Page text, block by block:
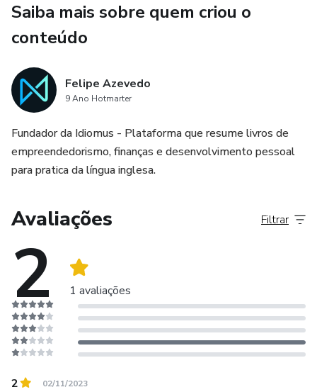
mais interessante e motivador para os alunos.
Saiba mais sobre quem criou o
conteúdo
Felipe Azevedo
9 Ano Hotmarter
Fundador da Idiomus - Plataforma que resume livros de
empreendedorismo, finanças e desenvolvimento pessoal
para pratica da língua inglesa.
Avaliações
2 1 avaliações
Filtrar
2 02/11/2023